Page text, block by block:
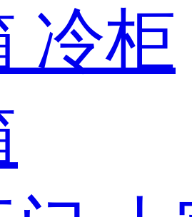
冷柜